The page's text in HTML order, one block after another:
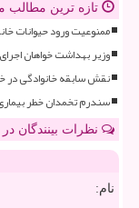
تازه ترین مطالب
ممنوعیت ورود حیوانات
وزیر بهداشت خواهان
نقش سابقه خانوادگی
سندرم تخمدان خطر بیماری قلبی را
نظرات بینندگان
نام: